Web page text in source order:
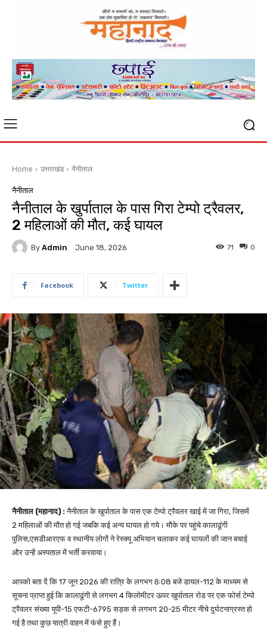
Home उत्तराखंड नैनीताल
नैनीताल
नैनीताल के खुर्पाताल के पास गिरा टेम्पो ट्रैवलर,
2 महिलाओं की मौत, कई घायल
By Admin June 18, 2026 0
71
Facebook Twitter
नैनीताल (महानाद) :नैनीताल के खुर्पाताल के पास एक टेम्पो ट्रैवलर खाई में जा गिरा, जिसमें
2 महिलाओं की मौत हो गई जबकि कई अन्य घायल हो गये। मौके पर पहुंचे कालाढूंगी
पुलिस,एसडीआरएफ व स्थानीय लोगों ने रेस्क्यू अभियान चलाकर कई घायलों की जान बचाई
और उन्हें अस्पताल में भर्ती करवाया।
आपको बता दें कि 17 जून 2026 की रात्रि के लगभग 8ः08 बजे डायल-112 के माध्यम से
सूचना प्राप्त हुई कि कालाढूंगी से लगभग 4 किलोमीटर ऊपर खुर्पाताल रोड पर एक फोर्स टेम्पो
ट्रैवलर संख्या यूपी-15 एफटी-6795 सड़क से लगभग 20-25 मीटर नीचे दुर्घटनाग्रस्त हो
गई है तथा कुछ यात्री वाहन में फंसे हुए हैं।